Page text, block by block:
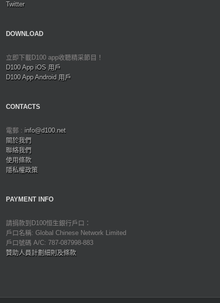
Twitter
DOWNLOAD
立即下載D100 app收聽精采節目！
D100 App iOS 用戶
D100 App Android 用戶
CONTACTS
電郵 : info@d100.net
關於我們
聯絡我們
使用條款
隱私權政策
PAYMENT INFO
請捐款到D100恒生銀行戶口：
戶口名稱: Global Chinese Network Limited
戶口號碼 A/C: 787-087998-883
贊助人員計劃細則及條款